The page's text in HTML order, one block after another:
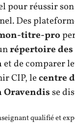
pour réussir
Des
titre-pro
répertoire des
et de comparer
CIP, lecentre
se
qualifié et